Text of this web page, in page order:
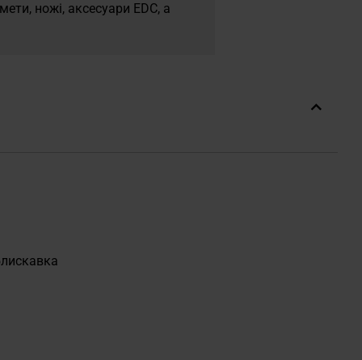
ножі, аксесуари EDC, а